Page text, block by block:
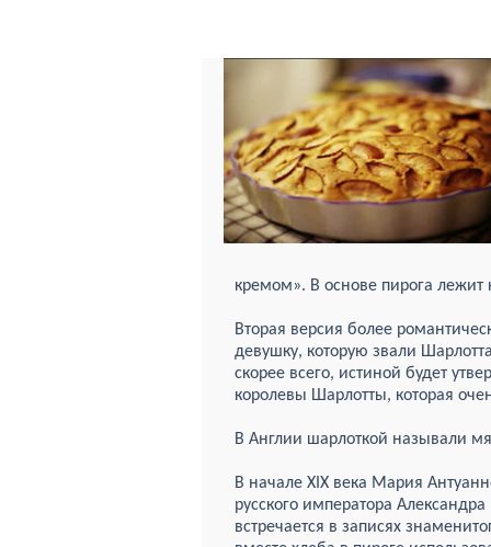
кремом». В основе пирога
Вторая версия более
девушку, которую звали
скорее всего, истиной будет
королевы Шарлотты, которая
В Англии шарлоткой называли
В начале XIX века Мария
русского императора
встречается в записях